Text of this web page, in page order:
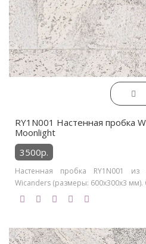
RY1N001 Настенная пробка
Moonlight
3500р.
Настенная пробка RY1N001
Wicanders (размеры: 600x300x3 мм).